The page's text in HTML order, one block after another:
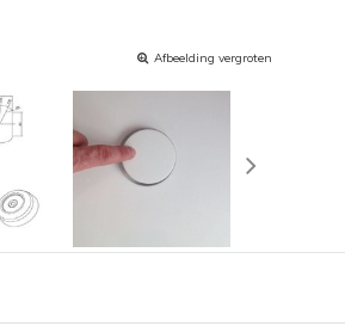
Afbeelding vergroten